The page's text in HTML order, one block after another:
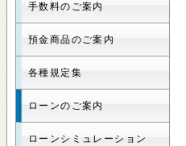
手数料のご案内
預金商品のご案内
各種規定集
ローンのご案内
ローンシミュレーション